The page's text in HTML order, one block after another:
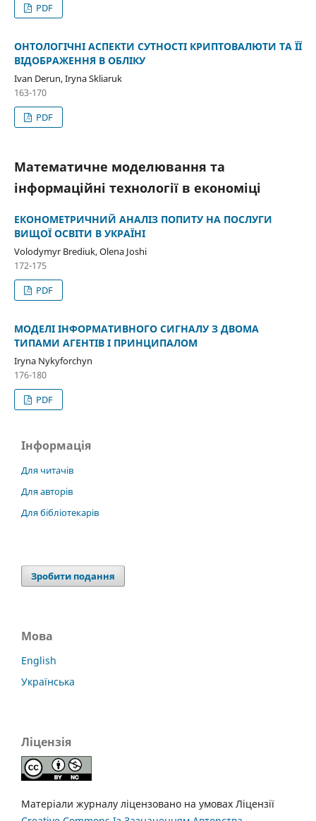
PDF
ОНТОЛОГІЧНІ АСПЕКТИ СУТНОСТІ КРИПТОВАЛЮТИ ТА ЇЇ
ВІДОБРАЖЕННЯ В ОБЛІКУ
Ivan Derun, Iryna Skliaruk
163-170
PDF
Математичне моделювання та
інформаційні технології в економіці
ЕКОНОМЕТРИЧНИЙ АНАЛІЗ ПОПИТУ НА ПОСЛУГИ
ВИЩОЇ ОСВІТИ В УКРАЇНІ
Volodymyr Brediuk, Olena Joshi
172-175
PDF
МОДЕЛІ ІНФОРМАТИВНОГО СИГНАЛУ З ДВОМА
ТИПАМИ АГЕНТІВ І ПРИНЦИПАЛОМ
Iryna Nykyforchyn
176-180
PDF
Інформація
Для читачів
Для авторів
Для бібліотекарів
Зробити подання
Мова
English
Українська
Ліцензія
Матеріали журналу ліцензовано на умовах Ліцензії